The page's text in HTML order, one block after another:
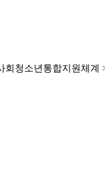
회청소년통합지원체계